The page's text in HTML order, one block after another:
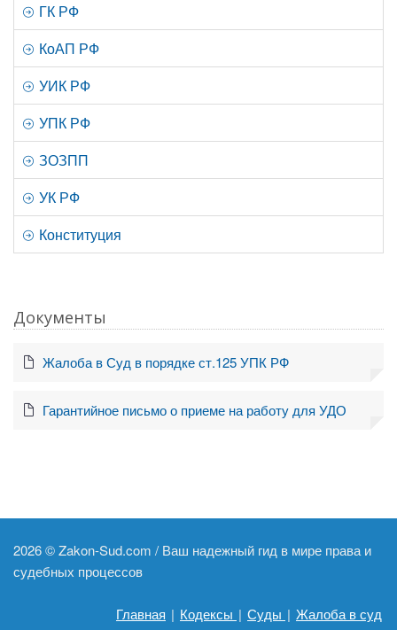
ГК РФ
КоАП РФ
УИК РФ
УПК РФ
ЗОЗПП
УК РФ
Конституция
Документы
Жалоба в Суд в порядке ст.125 УПК РФ
Гарантийное письмо о приеме на работу для УДО
2026 ©Zakon-Sud.com / Ваш надежный гид в мире права и
судебных процессов
Главная | Кодексы | Суды | Жалоба в суд